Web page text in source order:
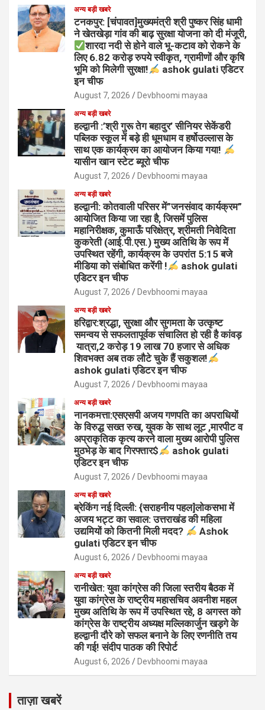
अन्य बड़ी खबरे
टनकपुर: [चंपावत]मुख्यमंत्री श्री पुष्कर सिंह धामी
ने खेतखेड़ा गांव की बाढ़ सुरक्षा योजना को दी मंजूरी,
शारदा नदी से होने वाले भू-कटाव को रोकने के
लिए 6.82 करोड़ रुपये स्वीकृत, ग्रामीणों और कृषि
भूमि को मिलेगी सुरक्षा!
ashok gulati एडिटर
इन चीफ
August 7, 2026 Devbhoomi mayaa
अन्य बड़ी खबरे
हल्द्वानी :’श्री गुरू तेग बहादुर’ सीनियर सेकेंडरी
पब्लिक स्कूल में बड़े ही धूमधाम व हर्षोउल्लास के
साथ एक कार्यक्रम का आयोजन किया गया!
यासीन खान स्टेट ब्यूरो चीफ
August 7, 2026 Devbhoomi mayaa
अन्य बड़ी खबरे
हल्द्वानी: कोतवाली परिसर में”जनसंवाद कार्यक्रम”
आयोजित किया जा रहा है, जिसमें पुलिस
महानिरीक्षक, कुमाऊँ परिक्षेत्र, श्रीमती निवेदिता
कुकरेती (आई.पी.एस.) मुख्य अतिथि के रूप में
उपस्थित रहेंगी, कार्यक्रम के उपरांत 5:15 बजे
मीडिया को संबोधित करेंगी !
ashok gulati
एडिटर इन चीफ
August 7, 2026 Devbhoomi mayaa
अन्य बड़ी खबरे
हरिद्वार:श्रद्धा, सुरक्षा और सुगमता के उत्कृष्ट
समन्वय से सफलतापूर्वक संचालित हो रही है कांवड़
यात्रा,2 करोड़ 19 लाख 70 हजार से अधिक
शिवभक्त अब तक लौटे चुके हैं सकुशल!
ashok gulati एडिटर इन चीफ
August 7, 2026 Devbhoomi mayaa
अन्य बड़ी खबरे
नानकमत्ता:एसएसपी अजय गणपति का अपराधियों
के विरुद्ध सख्त रुख, युवक के साथ लूट ,मारपीट व
अप्राकृतिक कृत्य करने वाला मुख्य आरोपी पुलिस
मुठभेड़ के बाद गिरफ्तार$
ashok gulati
एडिटर इन चीफ
August 7, 2026 Devbhoomi mayaa
अन्य बड़ी खबरे
ब्रेकिंग नई दिल्ली: {सराहनीय पहल]लोकसभा में
अजय भट्ट का सवाल: उत्तराखंड की महिला
उद्यमियों को कितनी मिली मदद?
Ashok
gulati एडिटर इन चीफ
August 6, 2026 Devbhoomi mayaa
अन्य बड़ी खबरे
रानीखेत: युवा कांग्रेस की जिला स्तरीय बैठक में
युवा कांग्रेस के राष्ट्रीय महासचिव अवनीश महल
मुख्य अतिथि के रूप में उपस्थित रहे, 8 अगस्त को
कांग्रेस के राष्ट्रीय अध्यक्ष मल्लिकार्जुन खड़गे के
हल्द्वानी दौरे को सफल बनाने के लिए रणनीति तय
की गई! संदीप पाठक की रिपोर्ट
August 6, 2026 Devbhoomi mayaa
ताज़ा खबरें